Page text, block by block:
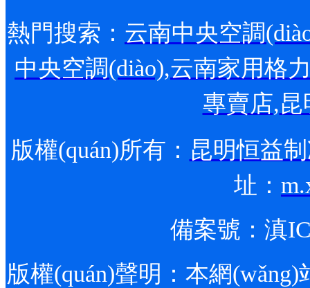
熱門搜索： 云南中央空調
中央空調(diào),云南家用格
專賣店,昆
版權(quán)所有： 昆明恒益
址：
備案號： 滇
版權(quán)聲明：本網